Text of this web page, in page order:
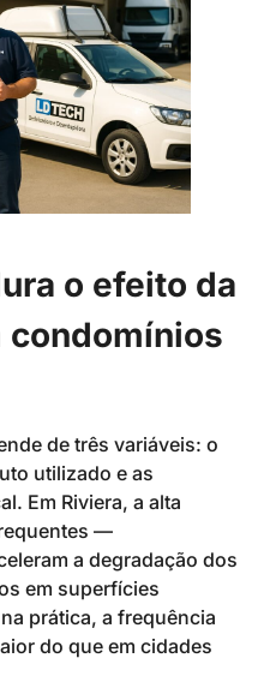
o efeito da
condomínios
de três variáveis: o
utilizado e as
Em Riviera, a alta
—
a degradação dos
em superfícies
prática, a frequência
do que em cidades